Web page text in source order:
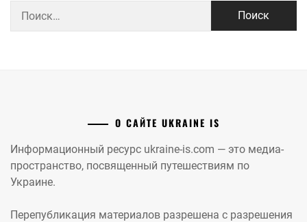
О САЙТЕ UKRAINE IS
Информационный ресурс ukraine-is.com — это медиа-
пространство, посвященный путешествиям по
Украине.
Перепубликация материалов разрешена с разрешения